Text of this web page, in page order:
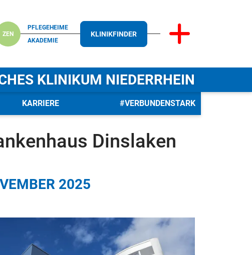
ZEN
PFLEGEHEIME
AKADEMIE
KLINIKFINDER
KLINIKUM NIEDERRHEIN
KARRIERE #VERBUNDENSTARK
Dinslaken
2025